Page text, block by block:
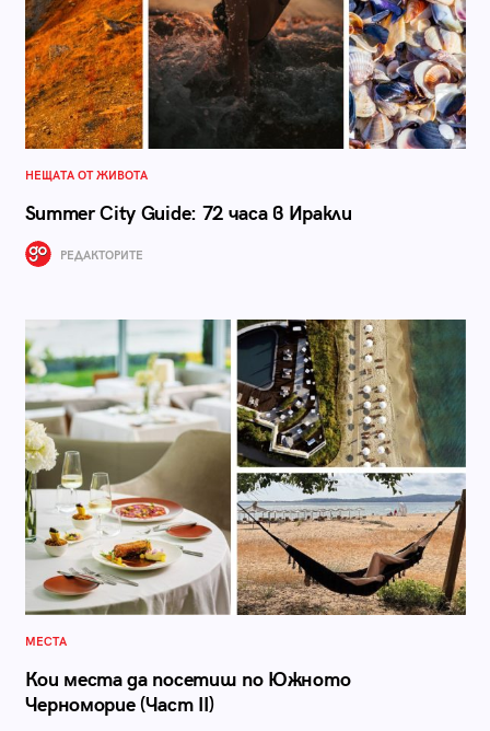
НЕЩАТА ОТ ЖИВОТА
Summer City Guide: 72 часа в Иракли
РЕДАКТОРИТЕ
МЕСТА
Кои места да посетиш по Южното
Черноморие (Част II)